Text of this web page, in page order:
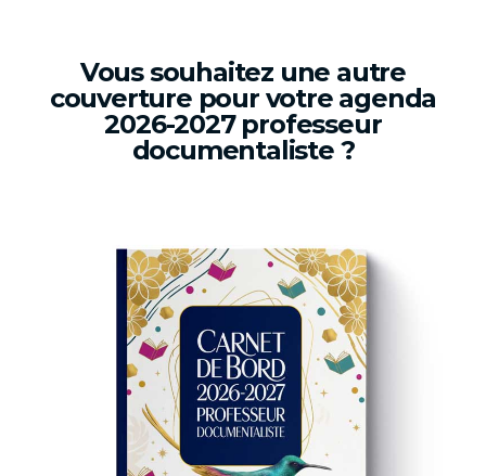
Vous souhaitez une autre
couverture pour votre agenda
2026-2027 professeur
documentaliste ?